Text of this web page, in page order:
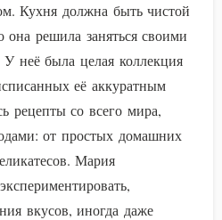
Кухня должна быть чистой
она решила заняться своими
неё была целая коллекция
её аккуратным
рецепты со всего мира,
от простых домашних
Мария
вкусов, иногда даже